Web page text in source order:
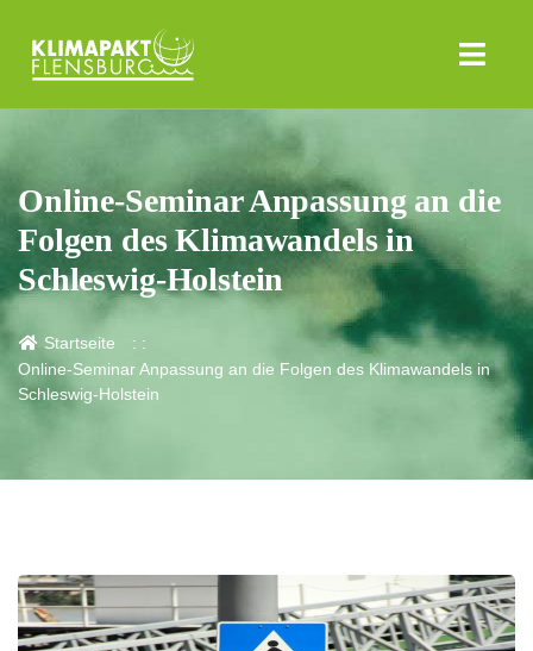
Online-Seminar Anpassung an die
Folgen des Klimawandels in
Schleswig-Holstein
Startseite
Online-Seminar Anpassung an die Folgen des Klimawandels in
Schleswig-Holstein